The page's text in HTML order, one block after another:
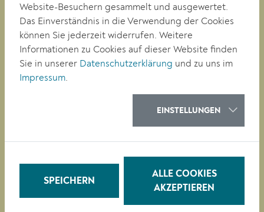
Magistrat der Stadt Krems
Obere Landstraße 4
A-3500 Krems
Tel. +43 (0)2732/801-0
RATHAUS
BILDUNG
KULTUR
Website-Besuchern gesammelt und ausgewertet.
Das Einverständnis in die Verwendung der Cookies
können Sie jederzeit widerrufen. Weitere
Informationen zu Cookies auf dieser Website finden
Sie in unserer Datenschutzerklärung und zu uns im
Impressum.
EINSTELLUNGEN
SPEICHERN
ALLE COOKIES
AKZEPTIEREN